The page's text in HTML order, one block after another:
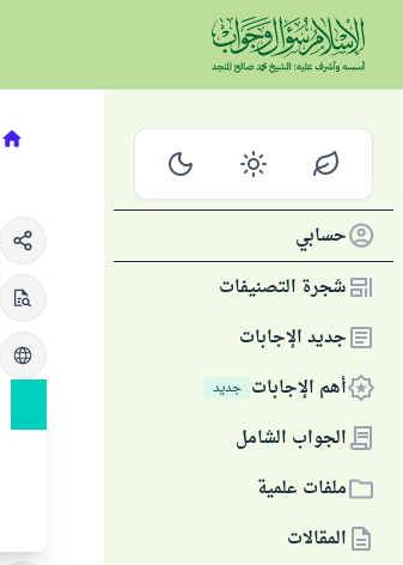
حسابي
شجرة التصنيفات
جديد الإجابات
أهم الإجابات جديد
الجواب الشامل
ملفات علمية
المقالات